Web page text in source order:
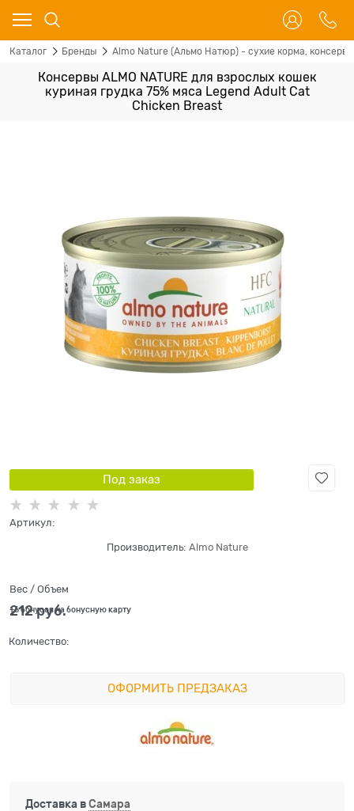
Каталог Бренды Almo Nature (Альмо Натюр) - сухие корма,
Консервы ALMO NATURE для взрослых кошек
куриная грудка 75% мяса Legend Adult Cat
Chicken Breast
Под заказ
Артикул:
Производитель: Almo Nature
Вес / Объем
212 руб.
+6 бонусов на бонусную карту
Количество:
ОФОРМИТЬ ПРЕДЗАКАЗ
Доставка вСамара